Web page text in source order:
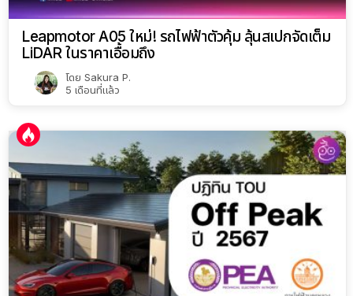
Leapmotor A05 ใหม่! รถไฟฟ้าตัวคุ้ม ลุ้นสเปกจัดเต็ม
LiDAR ในราคาเอื้อมถึง
โดย Sakura P.
5 เดือนที่แล้ว